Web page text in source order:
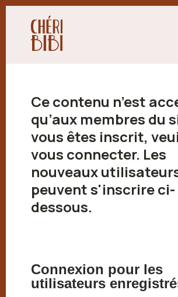
Ce contenu n’est
qu’aux membres du
vous êtes inscrit,
vous connecter. Les
nouveaux
peuvent s'inscrire ci-
dessous.
Connexion pour les
utilisateurs